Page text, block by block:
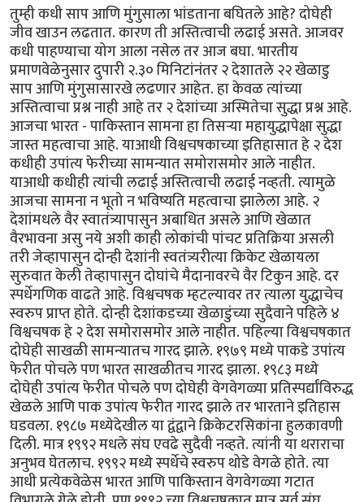
तुम्ही कधी साप आणि मुंगुसाला भांडताना बघितले आहे? दोघेही
जीव खाउन लढतात. कारण ती अस्तित्वाची लढाई असते. आजवर
कधी पाहण्याचा योग आला नसेल तर आज बघा. भारतीय
प्रमाणवेळेनुसार दुपारी २.३० मिनिटांनंतर २ देशातले २२ खेळाडु
साप आणि मुंगुसासारखे लढणार आहेत. हा केवळ त्यांच्या
अस्तित्वाचा प्रश्न नाही आहे तर २ देशांच्या अस्मितेचा सुद्धा प्रश्न आहे.
आजचा भारत - पाकिस्तान सामना हा तिसर्‍या महायुद्धापेक्षा सुद्धा
जास्त महत्वाचा आहे. याआधी विश्वचषकाच्या इतिहासात हे २ देश
कधीही उपांत्य फेरीच्या सामन्यात समोरासमोर आले नाहीत.
याआधी कधीही त्यांची लढाई अस्तित्वाची लढाई नव्हती. त्यामुळे
आजचा सामना न भूतो न भविष्यति महत्वाचा झालेला आहे. २
देशांमधले वैर स्वातंत्र्यापासुन अबाधित असले आणि खेळात
वैरभावना असु नये अशी काही लोकांची पांचट प्रतिक्रिया असली
तरी जेव्हापासुन दोन्ही देशांनी स्वतंत्र्यरीत्या क्रिकेट खेळायला
सुरुवात केली तेव्हापासुन दोघांचे मैदानावरचे वैर टिकुन आहे. दर
स्पर्धेगणिक वाढते आहे. विश्वचषक म्हटल्यावर तर त्याला युद्धाचेच
स्वरुप प्राप्त होते. दोन्ही देशांकडच्या खेळाडुंच्या सुदैवाने पहिले ४
विश्वचषक हे २ देश समोरासमोर आले नाहीत. पहिल्या विश्वचषकात
दोघेही साखळी सामन्यातच गारद झाले. १९७९ मध्ये पाकडे उपांत्य
फेरीत पोचले पण भारत साखळीतच गारद झाला. १९८३ मध्ये
दोघेही उपांत्य फेरीत पोचले पण दोघेही वेगवेगळ्या प्रतिस्पर्द्यांविरुद्ध
खेळले आणि पाक उपांत्य फेरीत गारद झाले तर भारताने इतिहास
घडवला. १९८७ मध्येदेखील या द्वंद्वाने क्रिकेटरसिकांना हुलकावणी
दिली. मात्र १९९२ मधले संघ एवढे सुदैवी नव्हते. त्यांनी या थराराचा
अनुभव घेतलाच. १९९२ मध्ये स्पर्धेचे स्वरुप थोडे वेगळे होते. त्या
आधी प्रत्येकवेळेस भारत आणि पाकिस्तान वेगवेगळ्या गटात